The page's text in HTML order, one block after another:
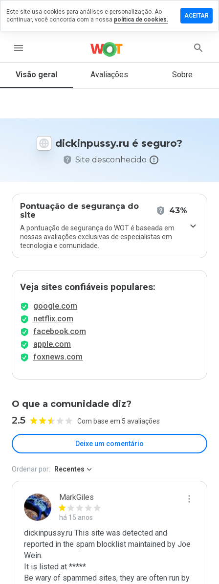
menu
Visão geral Avaliações Sobre
dickinpussy.ru é seguro?
Site desconhecido
Pontuação de segurança do
site
43%
A pontuação de segurança do WOT é baseada em
nossas avaliações exclusivas de especialistas em
tecnologia e comunidade.
Veja sites confiáveis populares:
google.com
netflix.com
facebook.com
apple.com
foxnews.com
O que a comunidade diz?
2.5 Com base em 5 avaliações
Deixe um comentário
um
que
Ordenar por: Recentes
MarkGiles
há 15 anos
dickinpussy.ru This site was detected and
reported in the spam blocklist maintained by Joe
Wein.
It is listed at *****
Be wary of spammed sites, they are often run by
Este site usa cookies para análises e personalização. Ao
continuar, você concorda com a nossa política de cookies.
ACEITAR